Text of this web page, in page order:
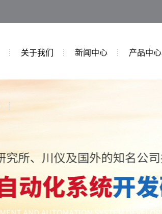
关于我们 新闻中心 产品中心